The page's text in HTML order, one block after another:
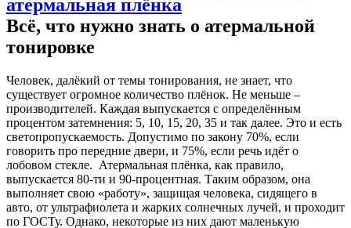
Всё, что нужно знать о атермальной
тонировке
Человек, далёкий от темы тонирования, не знает, что
существует огромное количество плёнок. Не меньше –
производителей. Каждая выпускается с определённым
процентом затемнения: 5, 10, 15, 20, 35 и так далее. Это и есть
светопропускаемость. Допустимо по закону 70%, если
говорить про передние двери, и 75%, если речь идёт о
лобовом стекле. Атермальная плёнка, как правило,
выпускается 80-ти и 90-процентная. Таким образом, она
выполняет свою «работу», защищая человека, сидящего в
авто, от ультрафиолета и жарких солнечных лучей, и проходит
по ГОСТу. Однако, некоторые из них дают маленькую